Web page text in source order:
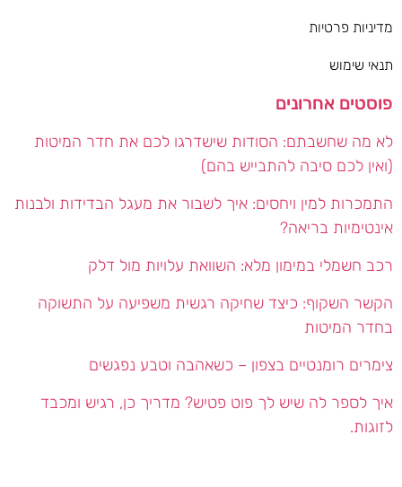
מדיניות פרטיות
תנאי שימוש
פוסטים אחרונים
לא מה שחשבתם: הסודות שישדרגו לכם את חדר המיטות
(ואין לכם סיבה להתבייש בהם)
התמכרות למין ויחסים: איך לשבור את מעגל הבדידות ולבנות
אינטימיות בריאה?
רכב חשמלי במימון מלא: השוואת עלויות מול דלק
הקשר השקוף: כיצד שחיקה רגשית משפיעה על התשוקה
בחדר המיטות
צימרים רומנטיים בצפון – כשאהבה וטבע נפגשים
איך לספר לה שיש לך פוט פטיש? מדריך כן, רגיש ומכבד
לזוגות.